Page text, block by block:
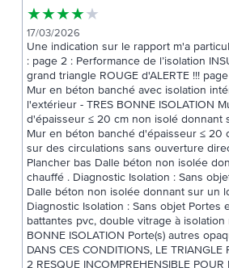
★★★★★
17/03/2026
Une indication sur le rapport m'a
: page 2 : Performance de l’isolation
grand triangle ROUGE d'ALERTE !!!
Mur en béton banché avec isolation
l'extérieur - TRES BONNE ISOLATION
d'épaisseur ≤ 20 cm non isolé donnant
Mur en béton banché d'épaisseur ≤ 20
sur des circulations sans ouverture
Plancher bas Dalle béton non isolée
chauffé . Diagnostic Isolation : Sans
Dalle béton non isolée donnant sur un
Diagnostic Isolation : Sans objet Portes
battantes pvc, double vitrage à isolation
BONNE ISOLATION Porte(s) autres
DANS CES CONDITIONS, LE TRIANGLE
2 RESQUE INCOMPREHENSIBLE